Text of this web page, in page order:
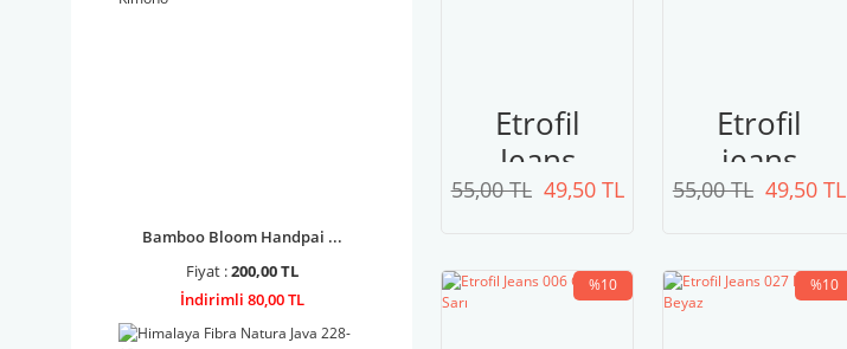
Bamboo Bloom Handpai ...
Fiyat :200,00 TL
İndirimli 80,00 TL
Etrofil
Jeans
029
Sarısı
49,50 TL
55,00 TL
Etrofil
jeans
00249,50 TL
55,00 TL
%10 %10